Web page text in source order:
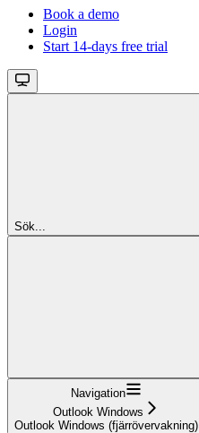
Book a demo
Login
Start 14-days free trial
Sök...
Navigation
Outlook Windows
Outlook Windows (fjärrövervakning)